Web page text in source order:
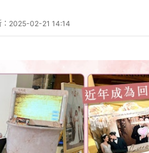
2025-02-21 14:14